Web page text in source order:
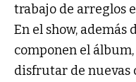
trabajo de arreglos
En el show, además
componen el
disfrutar de nuevas